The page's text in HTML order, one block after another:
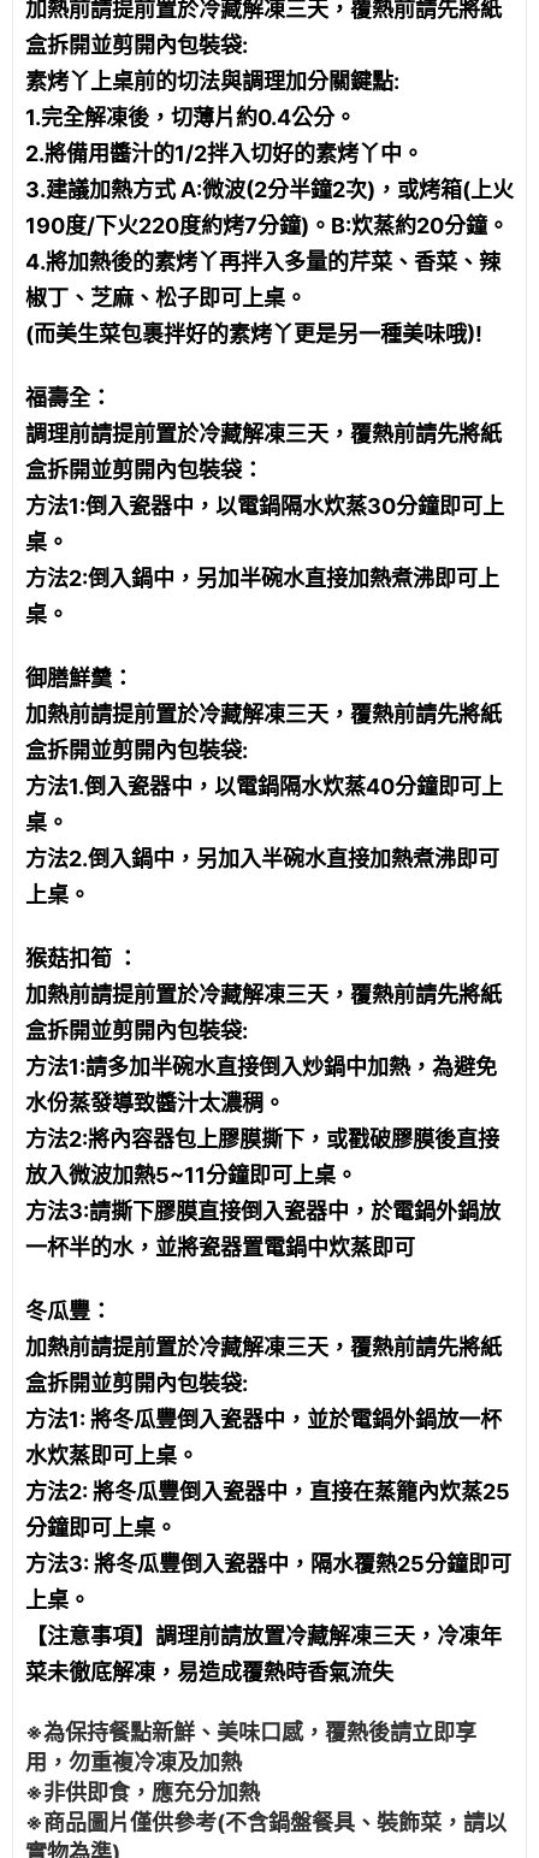
加熱前請提前置於冷藏解凍三天，覆熱前請先將紙
盒拆開並剪開內包裝袋:
素烤丫上桌前的切法與調理加分關鍵點:
1.完全解凍後，切薄片約0.4公分。
2.將備用醬汁的1/2拌入切好的素烤丫中。
3.建議加熱方式 A:微波(2分半鐘2次)，或烤箱(上火
190度/下火220度約烤7分鐘)。B:炊蒸約20分鐘。
4.將加熱後的素烤丫再拌入多量的芹菜、香菜、辣
椒丁、芝麻、松子即可上桌。
(而美生菜包裹拌好的素烤丫更是另一種美味哦)!
福壽全：
調理前請提前置於冷藏解凍三天，覆熱前請先將紙
盒拆開並剪開內包裝袋：
方法1:倒入瓷器中，以電鍋隔水炊蒸30分鐘即可上
桌。
方法2:倒入鍋中，另加半碗水直接加熱煮沸即可上
桌。
御膳鮮羹：
加熱前請提前置於冷藏解凍三天，覆熱前請先將紙
盒拆開並剪開內包裝袋:
方法1.倒入瓷器中，以電鍋隔水炊蒸40分鐘即可上
桌。
方法2.倒入鍋中，另加入半碗水直接加熱煮沸即可
上桌。
猴菇扣筍 ：
加熱前請提前置於冷藏解凍三天，覆熱前請先將紙
盒拆開並剪開內包裝袋:
方法1:請多加半碗水直接倒入炒鍋中加熱，為避免
水份蒸發導致醬汁太濃稠。
方法2:將內容器包上膠膜撕下，或戳破膠膜後直接
放入微波加熱5~11分鐘即可上桌。
方法3:請撕下膠膜直接倒入瓷器中，於電鍋外鍋放
一杯半的水，並將瓷器置電鍋中炊蒸即可
冬瓜豐：
加熱前請提前置於冷藏解凍三天，覆熱前請先將紙
盒拆開並剪開內包裝袋:
方法1: 將冬瓜豐倒入瓷器中，並於電鍋外鍋放一杯
水炊蒸即可上桌。
方法2: 將冬瓜豐倒入瓷器中，直接在蒸籠內炊蒸25
分鐘即可上桌。
方法3: 將冬瓜豐倒入瓷器中，隔水覆熱25分鐘即可
上桌。
【注意事項】調理前請放置冷藏解凍三天，冷凍年
菜未徹底解凍，易造成覆熱時香氣流失
※為保持餐點新鮮、美味口感，覆熱後請立即享
用，勿重複冷凍及加熱
※非供即食，應充分加熱
※商品圖片僅供參考(不含鍋盤餐具、裝飾菜，請以
實物為準)